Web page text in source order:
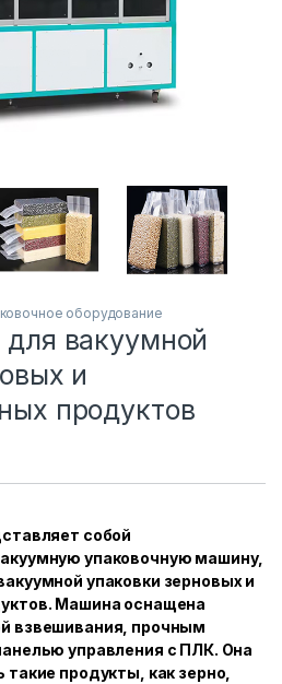
оборудование
вакуумной
и
продуктов
собой
упаковочную машину,
упаковки зерновых и
Машина оснащена
взвешивания, прочным
управления с ПЛК. Она
продукты, как зерно,